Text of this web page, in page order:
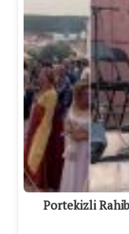
Portekizli